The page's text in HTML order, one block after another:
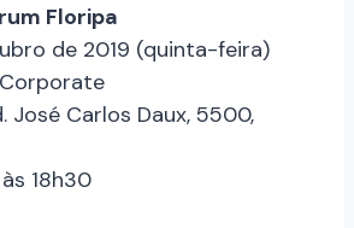
Floripa
de 2019 (quinta-feira)
José Carlos Daux, 5500,
18h30